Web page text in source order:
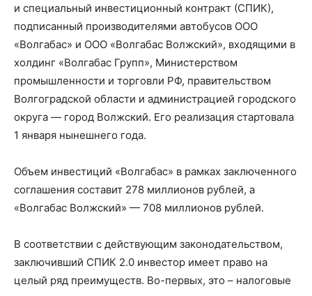
и специальный инвестиционный контракт (СПИК),
подписанный производителями автобусов ООО
«Волгабас» и ООО «Волгабас Волжский», входящими в
холдинг «Волгабас Групп», Министерством
промышленности и торговли РФ, правительством
Волгоградской области и администрацией городского
округа — город Волжский. Его реализация стартовала
1 января нынешнего года.
Объем инвестиций «Волгабас» в рамках заключенного
соглашения составит 278 миллионов рублей, а
«Волгабас Волжский» — 708 миллионов рублей.
В соответствии с действующим законодательством,
заключивший СПИК 2.0 инвестор имеет право на
целый ряд преимуществ. Во-первых, это – налоговые